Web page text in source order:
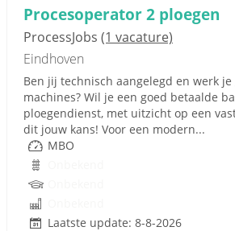
Procesoperator 2 ploegen
ProcessJobs (1 vacature)
Eindhoven
Ben jij technisch aangelegd en werk
machines? Wil je een goed betaalde
ploegendienst, met uitzicht op een
dit jouw kans! Voor een modern...
MBO
Laatste update: 8-8-2026